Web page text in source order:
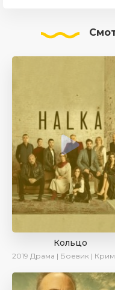
Кольцо
2019 Драма | Боевик |